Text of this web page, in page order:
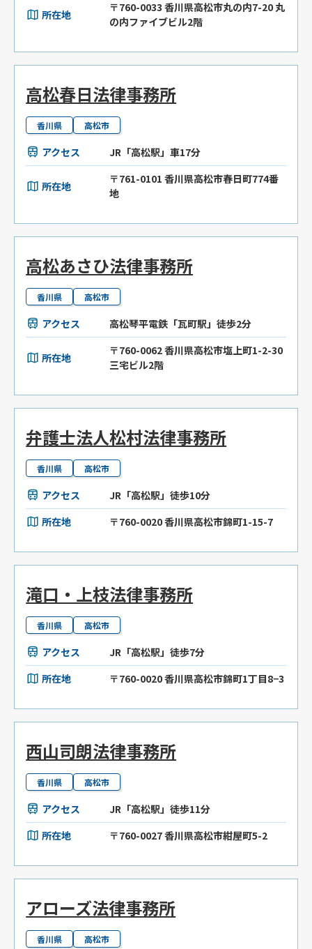
所在地
〒760-0033 香川県高松市丸の内7-20 丸
の内ファイブビル2階
高松春日法律事務所
香川県 高松市
アクセス JR「高松駅」車17分
所在地
〒761-0101 香川県高松市春日町774番
地
高松あさひ法律事務所
香川県 高松市
アクセス 高松琴平電鉄「瓦町駅」徒歩2分
所在地
〒760-0062 香川県高松市塩上町1-2-30
三宅ビル2階
弁護士法人松村法律事務所
香川県 高松市
アクセス
JR「高松駅」徒歩10分
所在地
〒760-0020 香川県高松市錦町1-15-7
滝口・上枝法律事務所
香川県 高松市
アクセス
JR「高松駅」徒歩7分
所在地
〒760-0020 香川県高松市錦町1丁目8−3
西山司朗法律事務所
香川県 高松市
アクセス
JR「高松駅」徒歩11分
所在地
〒760-0027 香川県高松市紺屋町5-2
アローズ法律事務所
香川県 高松市